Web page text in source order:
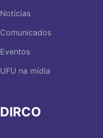
Notícias
Comunicados
Eventos
UFU na mídia
DIRCO